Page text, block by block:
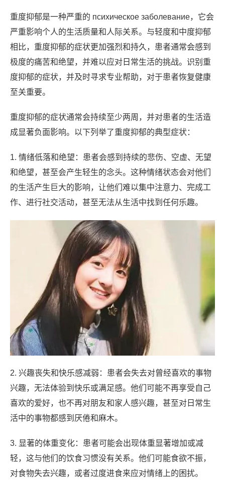
重度抑郁是一种严重的 психическое заболевание，它会
严重影响个人的生活质量和人际关系。与轻度和中度抑郁
相比，重度抑郁的症状更加强烈和持久，患者通常会感到
极度的痛苦和绝望，并难以应对日常生活的挑战。识别重
度抑郁的症状，并及时寻求专业帮助，对于患者恢复健康
至关重要。
重度抑郁的症状通常会持续至少两周，并对患者的生活造
成显著负面影响。以下列举了重度抑郁的典型症状：
1. 情绪低落和绝望：患者会感到持续的悲伤、空虚、无望
和绝望，甚至会产生轻生的念头。这种情绪状态会对他们
的生活产生巨大的影响，让他们难以集中注意力、完成工
作、进行社交活动，甚至无法从生活中找到任何乐趣。
2. 兴趣丧失和快乐感减弱：患者会失去对曾经喜欢的事物
兴趣，无法体验到快乐或满足感。他们可能不再享受自己
喜欢的爱好，也不再对朋友和家人感兴趣，甚至对日常生
活中的事物都感到厌倦和麻木。
3. 显著的体重变化：患者可能会出现体重显著增加或减
轻，这与他们的饮食习惯没有关系。他们可能食欲不振，
对食物失去兴趣，或者过度进食来应对情绪上的困扰。